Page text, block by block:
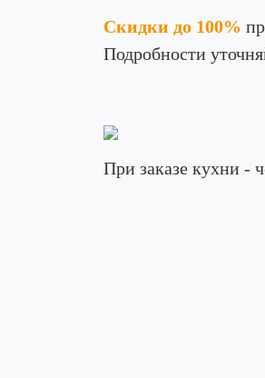
Скидки до 100%
Подробности
При заказе кухни -